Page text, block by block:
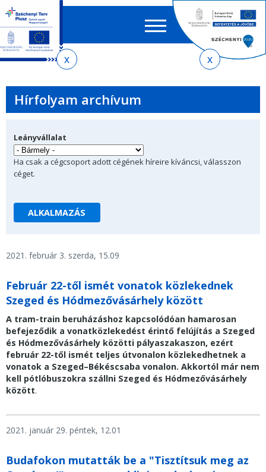
almenühöz
tartalomra
oldaltérképre
EN HU
űrlap
Hírfolyam archívum
Leányvállalat
Ha csak a cégcsoport adott cégének híreire kíváncsi, válasszon
céget.
2021. február 3. szerda, 15.09
Február 22-től ismét vonatok közlekednek
Szeged és Hódmezővásárhely között
A tram-train beruházáshoz kapcsolódóan hamarosan
befejeződik a vonatközlekedést érintő felújítás a Szeged
és Hódmezővásárhely közötti pályaszakaszon, ezért
február 22-től ismét teljes útvonalon közlekedhetnek a
vonatok a Szeged­–Békéscsaba vonalon. Akkortól már nem
kell pótlóbuszokra szállni Szeged és Hódmezővásárhely
között.
2021. január 29. péntek, 12.01
Budafokon mutatták be a "Tisztítsuk meg az